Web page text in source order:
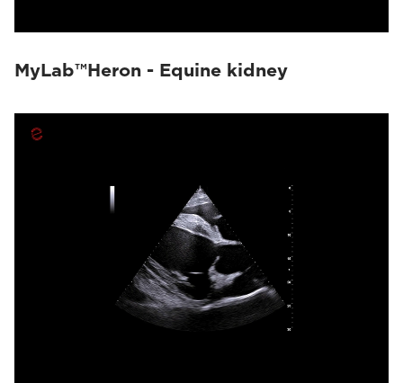
MyLab™Heron - Equine kidney